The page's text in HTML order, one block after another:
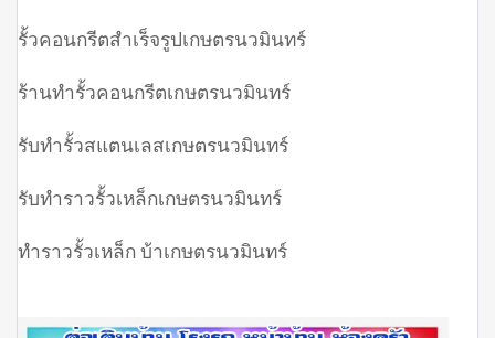
รั้วคอนกรีตสำเร็จรูปเกษตรนวมินทร์
ร้านทำรั้วคอนกรีตเกษตรนวมินทร์
รับทำรั้วสแตนเลสเกษตรนวมินทร์
รับทำราวรั้วเหล็กเกษตรนวมินทร์
ทำราวรั้วเหล็ก บ้าเกษตรนวมินทร์